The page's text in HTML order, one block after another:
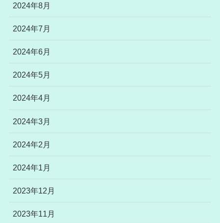
2024年8月
2024年7月
2024年6月
2024年5月
2024年4月
2024年3月
2024年2月
2024年1月
2023年12月
2023年11月